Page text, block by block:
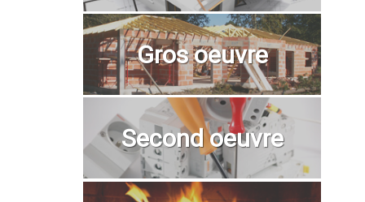
Gros oeuvre
Second oeuvre